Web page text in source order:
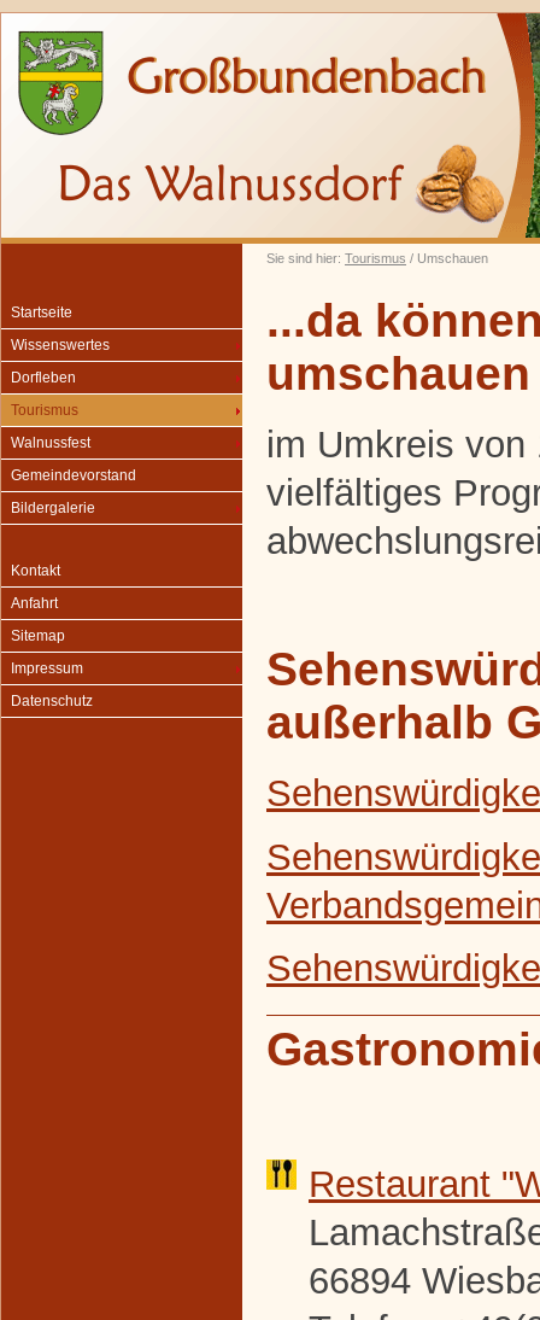
Sie sind hier: Tourismus / Umschauen
Startseite
Wissenswertes
Dorfleben
Tourismus
Walnussfest
Gemeindevorstand
Bildergalerie
Kontakt
Anfahrt
Sitemap
Impressum
Datenschutz
...da
umschauen
im Umkreis
vielfältiges
außerhalb
Restaurant
66894